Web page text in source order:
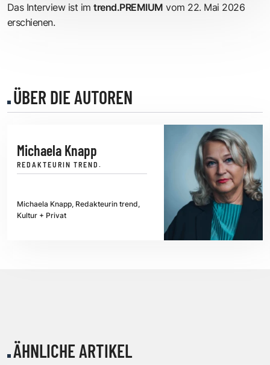
Das Interview ist imtrend.PREMIUM vom 22. Mai 2026
erschienen.
ÜBER DIE AUTOREN
Michaela Knapp
REDAKTEURIN TREND.
Michaela Knapp, Redakteurin trend,
Kultur + Privat
ÄHNLICHE ARTIKEL